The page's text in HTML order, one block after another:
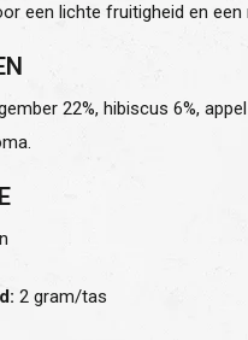
een lichte fruitigheid en een
22%, hibiscus 6%,
2 gram/tas